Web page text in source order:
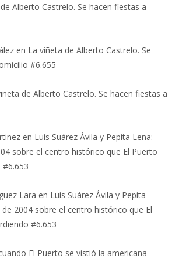
Alberto Castrelo. Se hacen fiestas a
en La viñeta de Alberto Castrelo. Se
#6.655
de Alberto Castrelo. Se hacen fiestas a
en Luis Suárez Ávila y Pepita Lena:
sobre el centro histórico que El Puerto
#6.653
Lara en Luis Suárez Ávila y Pepita
2004 sobre el centro histórico que El
#6.653
El Puerto se vistió la americana